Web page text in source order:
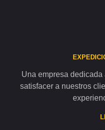
Una empresa
satisfacer a nuestros